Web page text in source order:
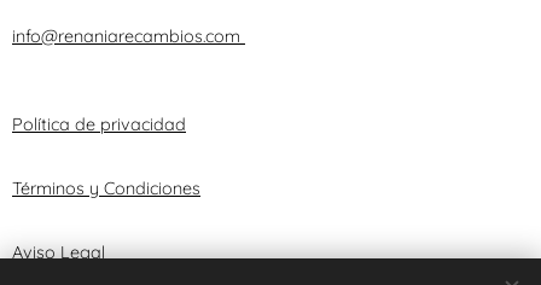
info@renaniarecambios.com
Política de privacidad
Términos y Condiciones
Aviso Legal